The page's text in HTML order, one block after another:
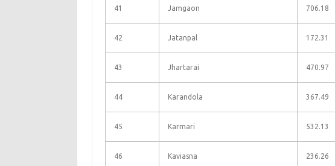
41 Jamgaon 706.18
42 Jatanpal 172.31
43 Jhartarai 470.97
44 Karandola 367.49
45 Karmari 532.13
46 Kaviasna 236.26